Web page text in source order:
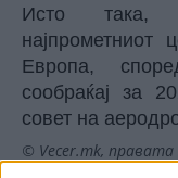
Исто така,
Европа,
сообраќај за
совет на
© Vecer.mk,